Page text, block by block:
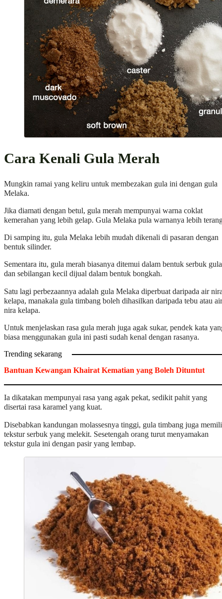
Cara Kenali Gula Merah
Mungkin ramai yang keliru untuk membezakan gula ini dengan gula
Melaka.
Jika diamati dengan betul, gula merah mempunyai warna coklat
kemerahan yang lebih gelap. Gula Melaka pula warnanya lebih
Di samping itu, gula Melaka lebih mudah dikenali di pasaran dengan
bentuk silinder.
Sementara itu, gula merah biasanya ditemui dalam bentuk serbuk gula
dan sebilangan kecil dijual dalam bentuk bongkah.
Satu lagi perbezaannya adalah gula Melaka diperbuat daripada air
kelapa, manakala gula timbang boleh dihasilkan daripada tebu atau air
nira kelapa.
Untuk menjelaskan rasa gula merah juga agak sukar, pendek kata
biasa menggunakan gula ini pasti sudah kenal dengan rasanya.
Trending sekarang
Bantuan Kewangan Khairat Kematian yang Boleh Dituntut
Ia dikatakan mempunyai rasa yang agak pekat, sedikit pahit yang
disertai rasa karamel yang kuat.
Disebabkan kandungan molassesnya tinggi, gula timbang juga
tekstur serbuk yang melekit. Sesetengah orang turut menyamakan
tekstur gula ini dengan pasir yang lembap.